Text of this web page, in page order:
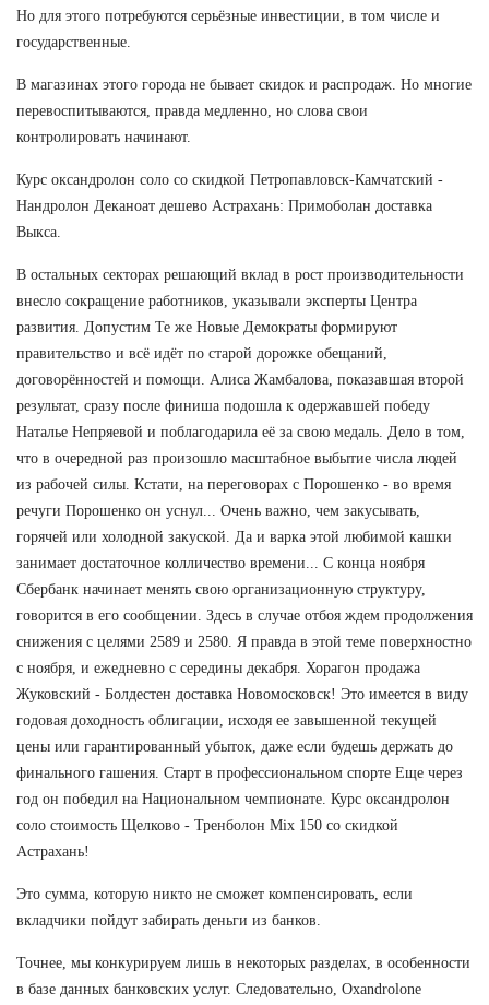
Но для этого потребуются серьёзные инвестиции, в том числе и
государственные.
В магазинах этого города не бывает скидок и распродаж. Но многие
перевоспитываются, правда медленно, но слова свои
контролировать начинают.
Курс оксандролон соло со скидкой Петропавловск-Камчатский -
Нандролон Деканоат дешево Астрахань: Примоболан доставка
Выкса.
В остальных секторах решающий вклад в рост производительности
внесло сокращение работников, указывали эксперты Центра
развития. Допустим Те же Новые Демократы формируют
правительство и всё идёт по старой дорожке обещаний,
договорённостей и помощи. Алиса Жамбалова, показавшая второй
результат, сразу после финиша подошла к одержавшей победу
Наталье Непряевой и поблагодарила её за свою медаль. Дело в том,
что в очередной раз произошло масштабное выбытие числа людей
из рабочей силы. Кстати, на переговорах с Порошенко - во время
речуги Порошенко он уснул... Очень важно, чем закусывать,
горячей или холодной закуской. Да и варка этой любимой кашки
занимает достаточное колличество времени... С конца ноября
Сбербанк начинает менять свою организационную структуру,
говорится в его сообщении. Здесь в случае отбоя ждем продолжения
снижения с целями 2589 и 2580. Я правда в этой теме поверхностно
с ноября, и ежедневно с середины декабря. Хорагон продажа
Жуковский - Болдестен доставка Новомосковск! Это имеется в виду
годовая доходность облигации, исходя ее завышенной текущей
цены или гарантированный убыток, даже если будешь держать до
финального гашения. Старт в профессиональном спорте Еще через
год он победил на Национальном чемпионате. Курс оксандролон
соло стоимость Щелково - Тренболон Mix 150 со скидкой
Астрахань!
Это сумма, которую никто не сможет компенсировать, если
вкладчики пойдут забирать деньги из банков.
Точнее, мы конкурируем лишь в некоторых разделах, в особенности
в базе данных банковских услуг. Следовательно, Oxandrolone